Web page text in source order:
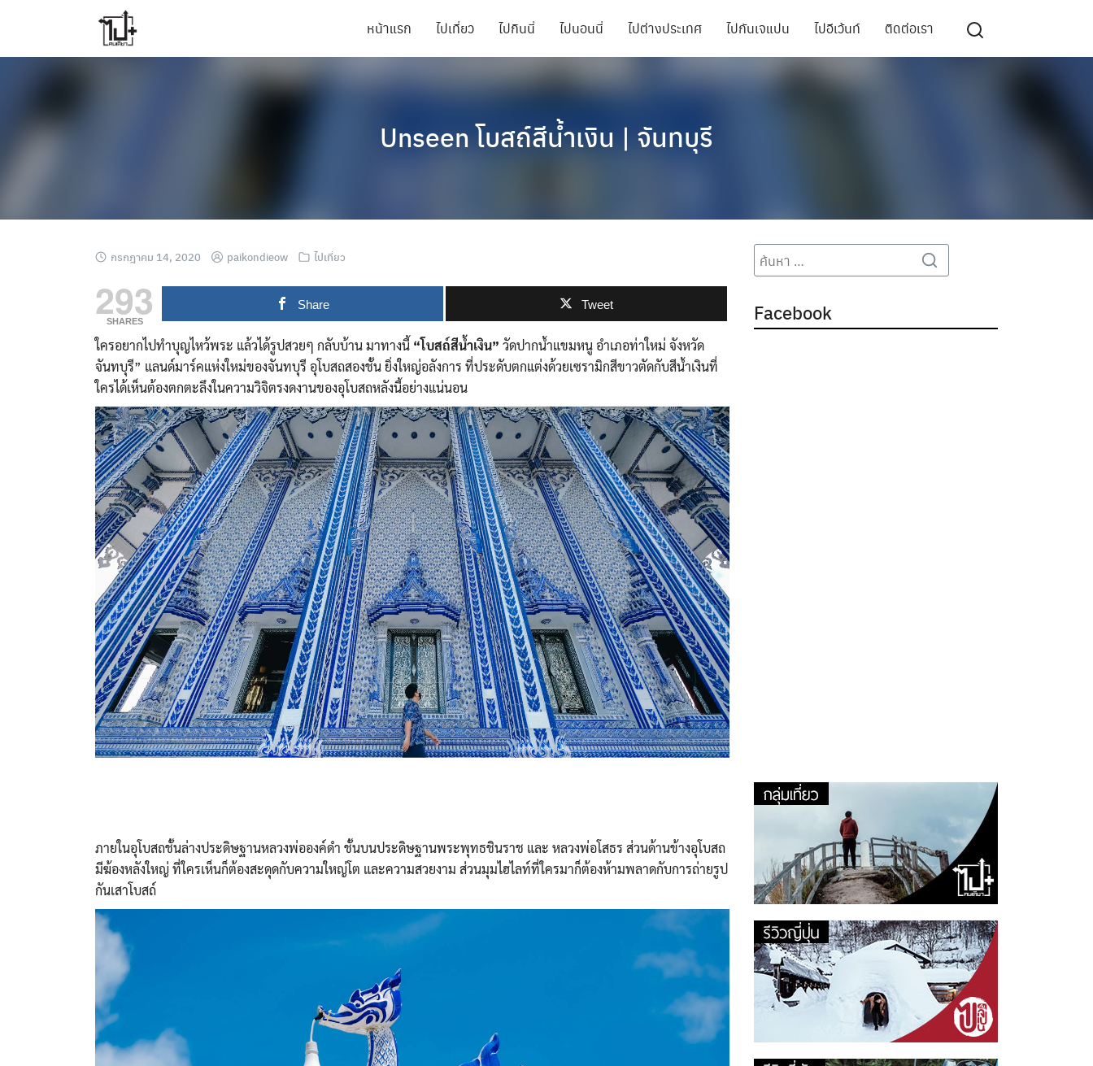
หน้าแรก ไปเที่ยว ไปกินนี่ ไปนอนนี่ ไปต่างประเทศ ไปกันเจแปน ไปอีเว้นท์ ติดต่อเรา
Unseen โบสถ์สีน้ำเงิน | จันทบุรี
กรกฎาคม 14, 2020 paikondieow ไปเที่ยว
293
SHARES
Share Tweet
ใครอยากไปทำบุญไหว้พระ แล้วได้รูปสวยๆ กลับบ้าน มาทางนี้ “โบสถ์สีน้ำเงิน” วัดปากน้ำแขมหนู อำเภอท่าใหม่ จังหวัด
จันทบุรี” แลนด์มาร์คแห่งใหม่ของจันทบุรี อุโบสถสองชั้น ยิ่งใหญ่อลังการ ที่ประดับตกแต่งด้วยเซรามิกสีขาวตัดกับสีน้ำเงินที่
ใครได้เห็นต้องตกตะลึงในความวิจิตรงดงานของอุโบสถหลังนี้อย่างแน่นอน
ภายในอุโบสถชั้นล่างประดิษฐานหลวงพ่อองค์ดำ ชั้นบนประดิษฐานพระพุทธชินราช และ หลวงพ่อโสธร ส่วนด้านข้างอุโบสถ
มีฆ้องหลังใหญ่ ที่ใครเห็นก็ต้องสะดุดกับความใหญ่โต และความสวยงาม ส่วนมุมไฮไลท์ที่ใครมาก็ต้องห้ามพลาดกับการถ่ายรูป
กันเสาโบสถ์
Search
for:
Search
Facebook